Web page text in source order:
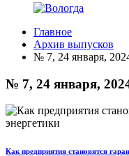
Главное
Архив выпусков
№ 7, 24 января,
№ 7, 24 января,
Как предприятия становятся